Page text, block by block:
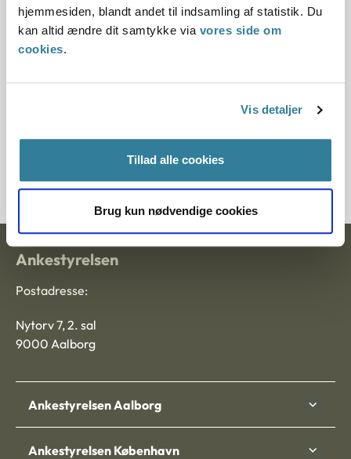
hjemmesiden, blandt andet til indsamling af statistik. Du
kan altid ændre dit samtykke via vores side om
cookies.
Vis detaljer
Tillad alle cookies
Brug kun nødvendige cookies
Denne principafgørelse er kasseret den 24. april
2017, da den er erstattet af principafgørelse 23-17
Ankestyrelsen
Postadresse:
Nytorv 7, 2. sal
9000 Aalborg
Ankestyrelsen Aalborg
Ankestyrelsen København